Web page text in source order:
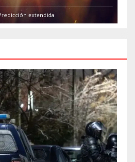
extendida